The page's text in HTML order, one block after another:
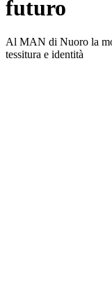
futuro
Al MAN di Nuoro la
tessitura e identità